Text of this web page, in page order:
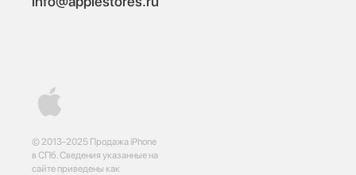
© 2013-2025 Продажа iPhone
в СПб. Сведения указанные на
сайте приведены как